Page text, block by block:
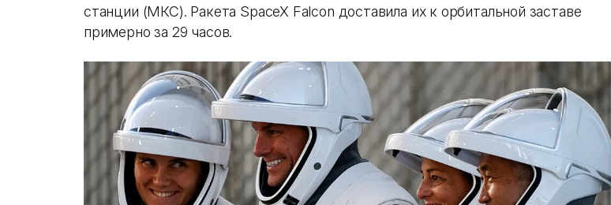
станции ​​(МКС). Ракета SpaceX Falcon доставила их к орбитальной заставе
примерно за 29 часов.